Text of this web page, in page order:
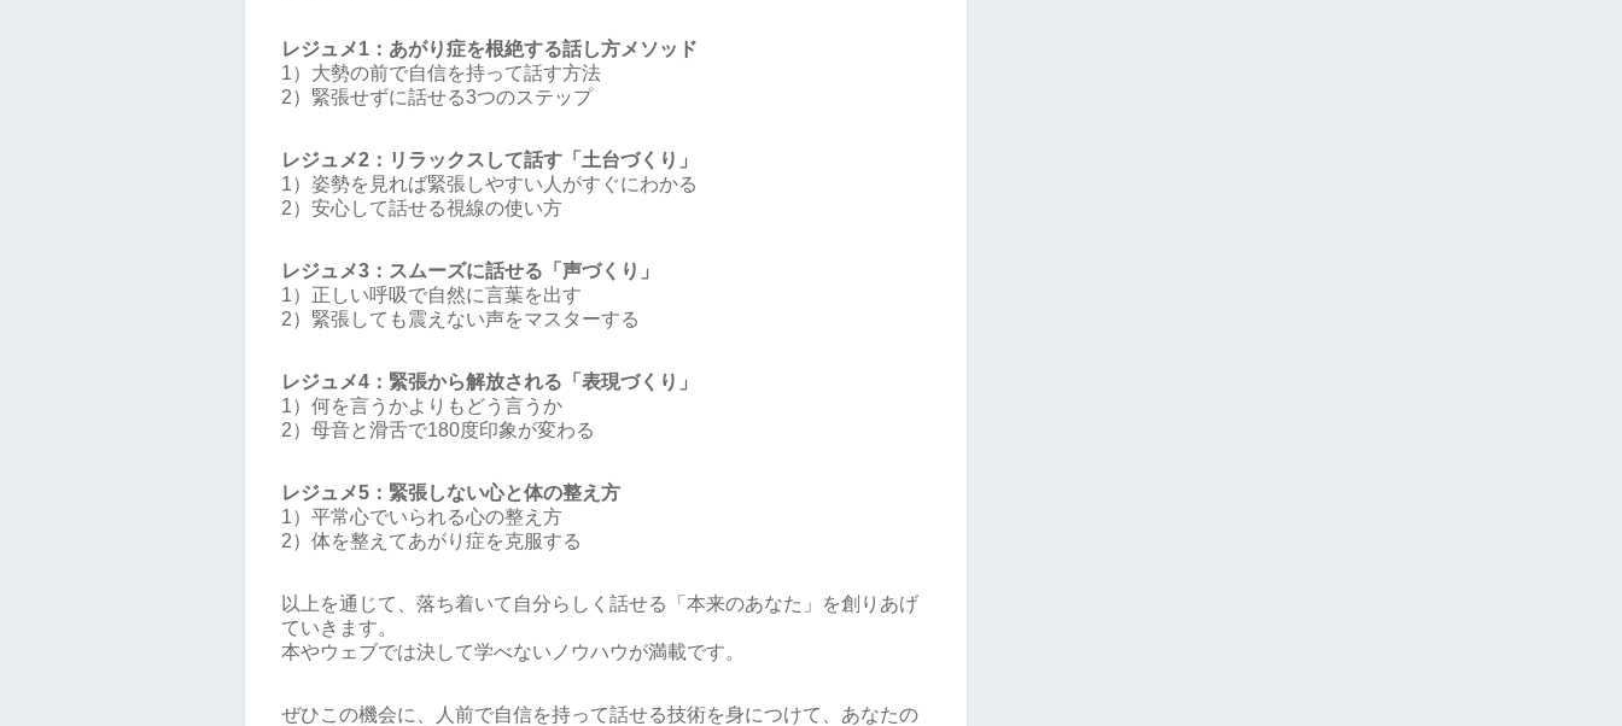
レジュメ1：あがり症を根絶する話し方メソッド
1）大勢の前で自信を持って話す方法
2）緊張せずに話せる3つのステップ
レジュメ2：リラックスして話す「土台づくり」
1）姿勢を見れば緊張しやすい人がすぐにわかる
2）安心して話せる視線の使い方
レジュメ3：スムーズに話せる「声づくり」
1）正しい呼吸で自然に言葉を出す
2）緊張しても震えない声をマスターする
レジュメ4：緊張から解放される「表現づくり」
1）何を言うかよりもどう言うか
2）母音と滑舌で180度印象が変わる
レジュメ5：緊張しない心と体の整え方
1）平常心でいられる心の整え方
2）体を整えてあがり症を克服する
以上を通じて、落ち着いて自分らしく話せる「本来のあなた」を創りあげ
ていきます。
本やウェブでは決して学べないノウハウが満載です。
ぜひこの機会に、人前で自信を持って話せる技術を身につけて、あなたの